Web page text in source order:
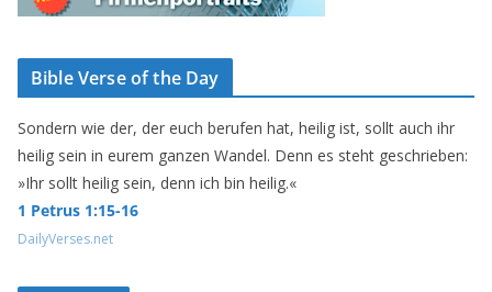
Bible Verse of the Day
Sondern wie der, der euch berufen hat, heilig ist, sollt auch ihr
heilig sein in eurem ganzen Wandel. Denn es steht geschrieben:
»Ihr sollt heilig sein, denn ich bin heilig.«
1 Petrus 1:15-16
DailyVerses.net